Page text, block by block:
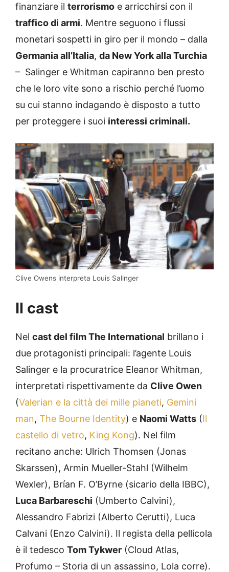
finanziare il terrorismo e arricchirsi con il
traffico di armi. Mentre seguono i flussi
monetari sospetti in giro per il mondo – dalla
Germania all’Italia, da New York alla Turchia
– Salinger e Whitman capiranno ben presto
che le loro vite sono a rischio perché l’uomo
su cui stanno indagando è disposto a tutto
per proteggere i suoi interessi criminali.
Clive Owens interpreta Louis Salinger
Il cast
Nel cast del film The International brillano i
due protagonisti principali: l’agente Louis
Salinger e la procuratrice Eleanor Whitman,
interpretati rispettivamente da Clive Owen
(Valerian e la città dei mille pianeti, Gemini
man, The Bourne Identity) e Naomi Watts (Il
castello di vetro, King Kong). Nel film
recitano anche: Ulrich Thomsen (Jonas
Skarssen), Armin Mueller-Stahl (Wilhelm
Wexler), Brían F. O’Byrne (sicario della IBBC),
Luca Barbareschi (Umberto Calvini),
Alessandro Fabrizi (Alberto Cerutti), Luca
Calvani (Enzo Calvini). Il regista della pellicola
è il tedesco Tom Tykwer (Cloud Atlas,
Profumo – Storia di un assassino, Lola corre).